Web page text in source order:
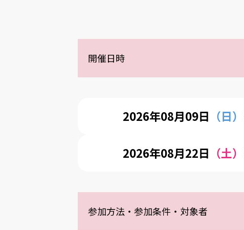
開催日時
2026年08月09日 （日）
2026年08月22日 （土）
参加方法・参加条件・対象者